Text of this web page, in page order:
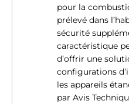
pour la
prélevé dans
sécurité
caractéristique
d’offrir une
configurations
les appareils
par Avis